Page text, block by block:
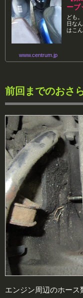
ーブ
ども
日な
はこ
www.centrum.jp
前回までのおさ
エンジン周辺のホース